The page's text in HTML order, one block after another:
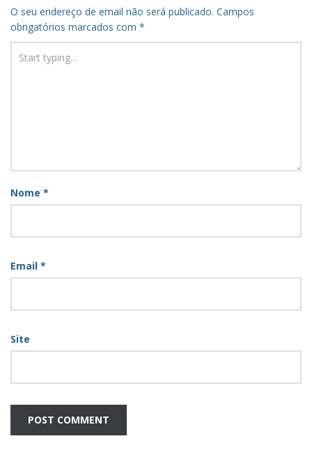
O seu endereço de email não será publicado. Campos
obrigatórios marcados com *
Nome *
Email *
Site